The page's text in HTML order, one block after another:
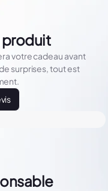
produit
votre cadeau avant
surprises, tout est